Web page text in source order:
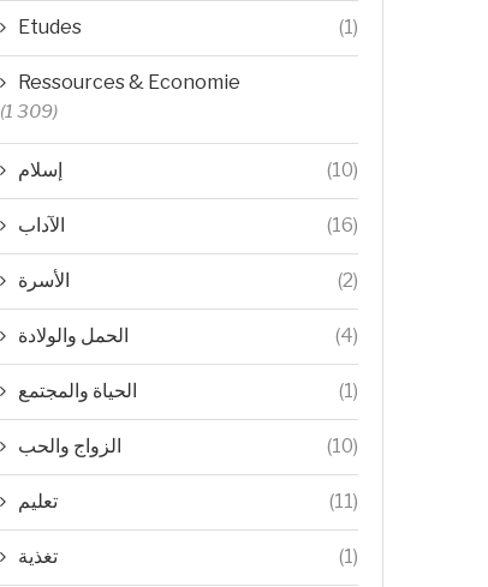
Etudes (1)
Ressources & Economie
(1 309)
إسلام (10)
الآداب (16)
الأسرة (2)
الحمل والولادة (4)
الحياة والمجتمع (1)
الزواج والحب (10)
تعليم (11)
تغذية (1)